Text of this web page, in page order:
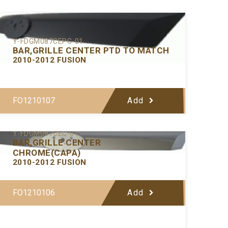
Y-FDGM087CEPC-01
BAR,GRILLE CENTER PTD TO MATCH
2010-2012 FUSION
FO1210107 Add
Y-FDGM087CEC-01
BAR,GRILLE CENTER
CHROME(CAPA)
2010-2012 FUSION
FO1210106 Add